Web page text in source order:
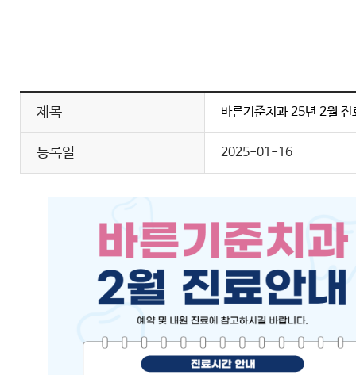
제목 바른기준치과 25년 2월 진
등록일 2025-01-16